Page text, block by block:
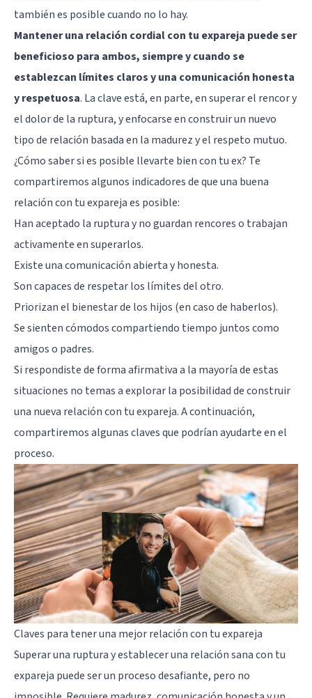
también es posible cuando no lo hay.
Mantener una relación cordial con tu expareja puede ser
beneficioso para ambos, siempre y cuando se
establezcan límites claros y una comunicación honesta
y respetuosa. La clave está, en parte, en superar el rencor y
el dolor de la ruptura, y enfocarse en construir un nuevo
tipo de relación basada en la madurez y el respeto mutuo.
¿Cómo saber si es posible llevarte bien con tu ex? Te
compartiremos algunos indicadores de que una buena
relación con tu expareja es posible:
Han aceptado la ruptura y no guardan rencores o trabajan
activamente en superarlos.
Existe una comunicación abierta y honesta.
Son capaces de respetar los límites del otro.
Priorizan el bienestar de los hijos (en caso de haberlos).
Se sienten cómodos compartiendo tiempo juntos como
amigos o padres.
Si respondiste de forma afirmativa a la mayoría de estas
situaciones no temas a explorar la posibilidad de construir
una nueva relación con tu expareja. A continuación,
compartiremos algunas claves que podrían ayudarte en el
proceso.
Claves para tener una mejor relación con tu expareja
Superar una ruptura y establecer una relación sana con tu
expareja puede ser un proceso desafiante, pero no